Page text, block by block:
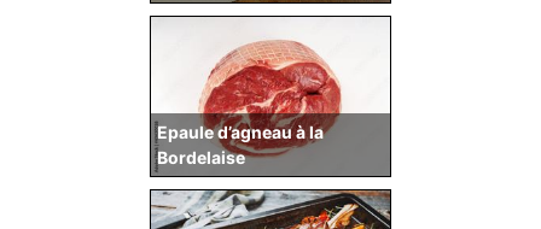
Epaule d’agneau à la
Bordelaise